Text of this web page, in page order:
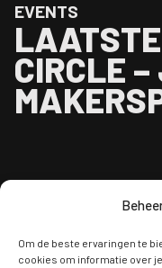
Om de beste ervaringen te
cookies om informatie over
EVENTS
CIRCLE –